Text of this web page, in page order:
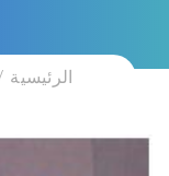
الرئيسية